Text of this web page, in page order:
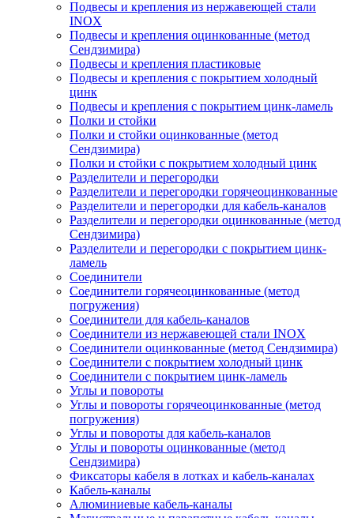
Подвесы и крепления из нержавеющей стали
INOX
Подвесы и крепления оцинкованные (метод
Сендзимира)
Подвесы и крепления пластиковые
Подвесы и крепления с покрытием холодный
цинк
Подвесы и крепления с покрытием цинк-ламель
Полки и стойки
Полки и стойки оцинкованные (метод
Сендзимира)
Полки и стойки с покрытием холодный цинк
Разделители и перегородки
Разделители и перегородки горячеоцинкованные
Разделители и перегородки для кабель-каналов
Разделители и перегородки оцинкованные (метод
Сендзимира)
Разделители и перегородки с покрытием цинк-
ламель
Соединители
Соединители горячеоцинкованные (метод
погружения)
Соединители для кабель-каналов
Соединители из нержавеющей стали INOX
Соединители оцинкованные (метод Сендзимира)
Соединители с покрытием холодный цинк
Соединители с покрытием цинк-ламель
Углы и повороты
Углы и повороты горячеоцинкованные (метод
погружения)
Углы и повороты для кабель-каналов
Углы и повороты оцинкованные (метод
Сендзимира)
Фиксаторы кабеля в лотках и кабель-каналах
Кабель-каналы
Алюминиевые кабель-каналы